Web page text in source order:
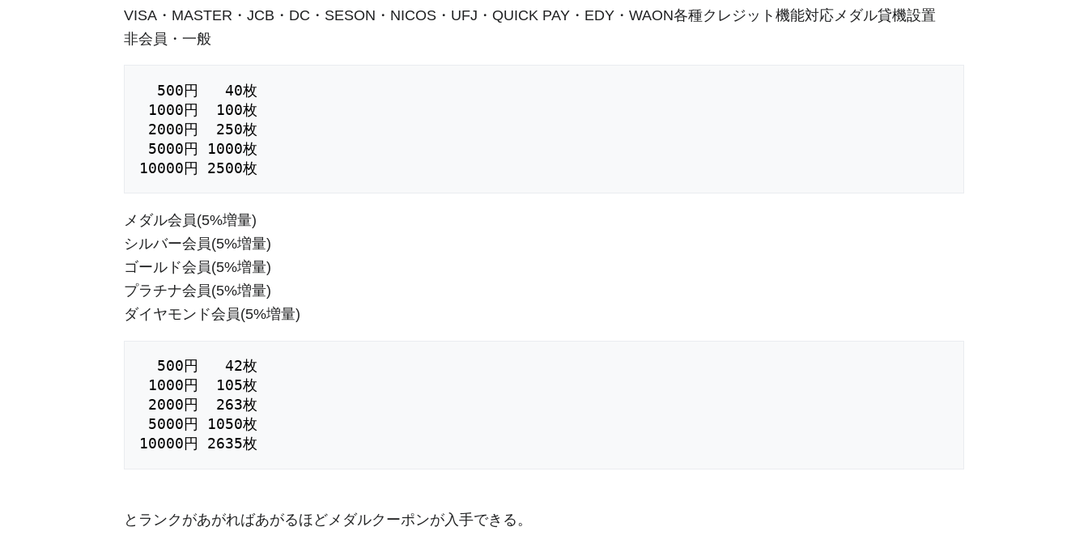
VISA・MASTER・JCB・DC・SESON・NICOS・UFJ・QUICK PAY・EDY・WAON各種クレジット機能対応メダル貸機設置
非会員・一般
メダル会員(5%増量)
シルバー会員(5%増量)
ゴールド会員(5%増量)
プラチナ会員(5%増量)
ダイヤモンド会員(5%増量)
とランクがあがればあがるほどメダルクーポンが入手できる。